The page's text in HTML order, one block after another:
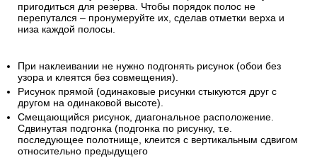
пригодиться для резерва. Чтобы порядок полос не
перепутался – пронумеруйте их, сделав отметки верха и
низа каждой полосы.
При наклеивании не нужно подгонять рисунок (обои без
узора и клеятся без совмещения).
Рисунок прямой (одинаковые рисунки стыкуются друг с
другом на одинаковой высоте).
Смещающийся рисунок, диагональное расположение.
Сдвинутая подгонка (подгонка по рисунку, т.е.
последующее полотнище, клеится с вертикальным сдвигом
относительно предыдущего